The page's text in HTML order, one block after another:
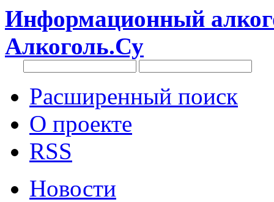
Информационный
Алкоголь.Су
Расширенный поиск
О проекте
RSS
Новости